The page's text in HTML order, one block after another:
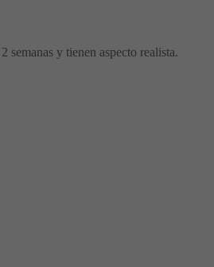
semanas y tienen aspecto realista.